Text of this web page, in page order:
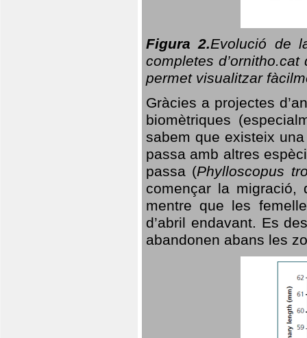
Figura 2.Evolució de
completes
permet visualitzar
Gràcies a projectes
biomètriques
sabem que existeix
passa amb altres
passa (Phylloscopus
començar la migració,
mentre que les
d’abril endavant. Es
abandonen abans les